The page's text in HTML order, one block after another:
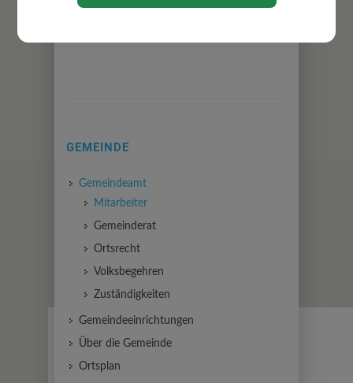
GEMEINDE
Gemeindeamt
Mitarbeiter
Gemeinderat
Ortsrecht
Volksbegehren
Zuständigkeiten
Gemeindeeinrichtungen
Über die Gemeinde
Ortsplan